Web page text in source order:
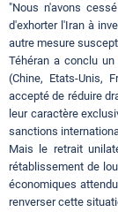
"Nous n'avons
d'exhorter l'Iran à
autre mesure
Téhéran a conclu
(Chine, Etats-Unis,
accepté de réduire
leur caractère
sanctions
Mais le retrait
rétablissement de
économiques
renverser cette